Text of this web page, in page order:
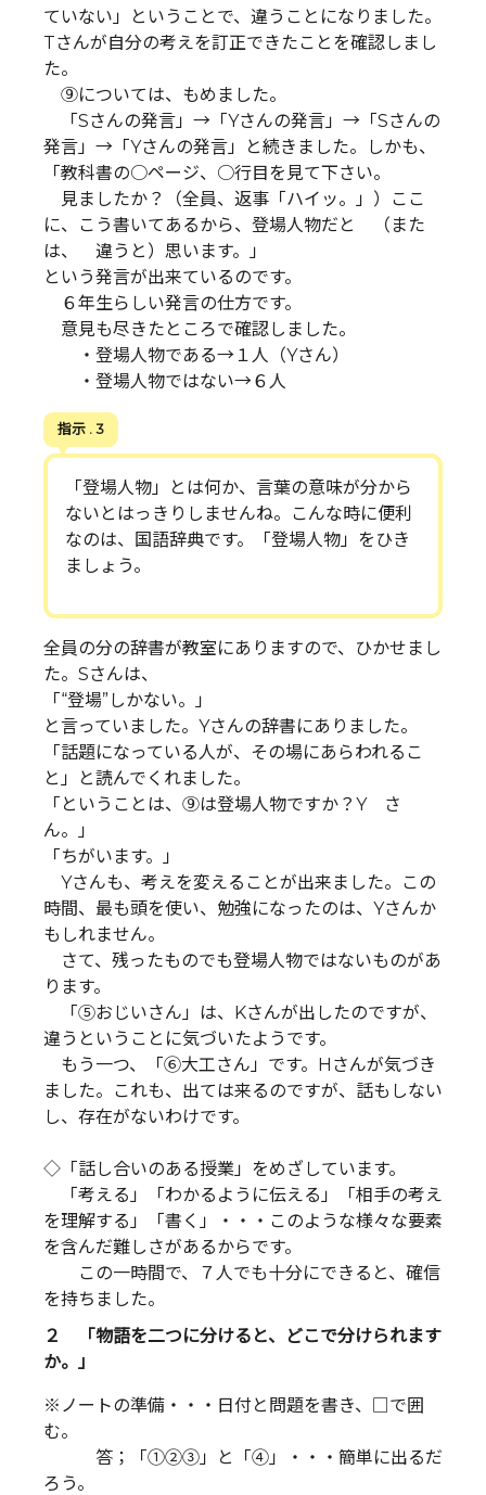
ていない」ということで、違うことになりました。
Tさんが自分の考えを訂正できたことを確認しまし
た。
⑨については、もめました。
「Sさんの発言」→「Yさんの発言」→「Sさんの
発言」→「Yさんの発言」と続きました。しかも、
「教科書の○ページ、○行目を見て下さい。
見ましたか？（全員、返事「ハイッ。」）ここ
に、こう書いてあるから、登場人物だと （また
は、 違うと）思います。」
という発言が出来ているのです。
６年生らしい発言の仕方です。
意見も尽きたところで確認しました。
・登場人物である→１人（Yさん）
・登場人物ではない→６人
指示 . 3
「登場人物」とは何か、言葉の意味が分から
ないとはっきりしませんね。こんな時に便利
なのは、国語辞典です。「登場人物」をひき
ましょう。
全員の分の辞書が教室にありますので、ひかせまし
た。Sさんは、
「“登場”しかない。」
と言っていました。Yさんの辞書にありました。
「話題になっている人が、その場にあらわれるこ
と」と読んでくれました。
「ということは、⑨は登場人物ですか？Y さ
ん。」
「ちがいます。」
Yさんも、考えを変えることが出来ました。この
時間、最も頭を使い、勉強になったのは、Yさんか
もしれません。
さて、残ったものでも登場人物ではないものがあ
ります。
「⑤おじいさん」は、Kさんが出したのですが、
違うということに気づいたようです。
もう一つ、「⑥大工さん」です。Hさんが気づき
ました。これも、出ては来るのですが、話もしない
し、存在がないわけです。
◇「話し合いのある授業」をめざしています。
「考える」「わかるように伝える」「相手の考え
を理解する」「書く」・・・このような様々な要素
を含んだ難しさがあるからです。
この一時間で、７人でも十分にできると、確信
を持ちました。
２ 「物語を二つに分けると、どこで分けられます
か。」
※ノートの準備・・・日付と問題を書き、□で囲
む。
答；「①②③」と「④」・・・簡単に出るだ
ろう。